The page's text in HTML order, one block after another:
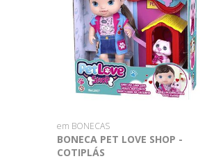
em BONECAS
BONECA PET LOVE SHOP -
COTIPLÁS